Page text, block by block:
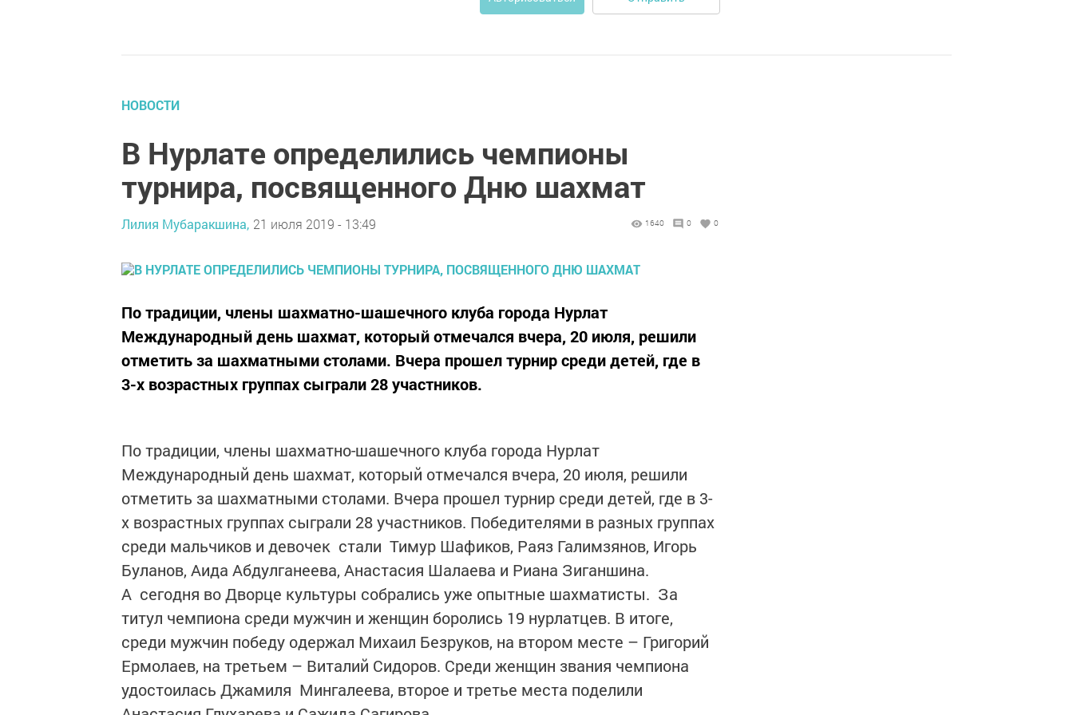
НОВОСТИ
В Нурлате определились чемпионы
турнира, посвященного Дню шахмат
Лилия Мубаракшина, 21 июля 2019 - 13:49 1640 0 0
По традиции, члены шахматно-шашечного клуба города Нурлат
Международный день шахмат, который отмечался вчера, 20 июля, решили
отметить за шахматными столами. Вчера прошел турнир среди детей, где в
3-х возрастных группах сыграли 28 участников.
По традиции, члены шахматно-шашечного клуба города Нурлат
Международный день шахмат, который отмечался вчера, 20 июля, решили
отметить за шахматными столами. Вчера прошел турнир среди детей, где в 3-
х возрастных группах сыграли 28 участников. Победителями в разных группах
среди мальчиков и девочек стали Тимур Шафиков, Раяз Галимзянов, Игорь
Буланов, Аида Абдулганеева, Анастасия Шалаева и Риана Зиганшина.
А сегодня во Дворце культуры собрались уже опытные шахматисты. За
титул чемпиона среди мужчин и женщин боролись 19 нурлатцев. В итоге,
среди мужчин победу одержал Михаил Безруков, на втором месте – Григорий
Ермолаев, на третьем – Виталий Сидоров. Среди женщин звания чемпиона
удостоилась Джамиля Мингалеева, второе и третье места поделили